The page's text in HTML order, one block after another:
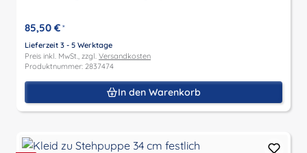
85,50 € *
Lieferzeit 3 - 5 Werktage
Preis inkl. MwSt., zzgl. Versandkosten
Produktnummer: 2837474
In den Warenkorb